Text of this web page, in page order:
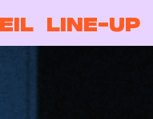
LINE-UP